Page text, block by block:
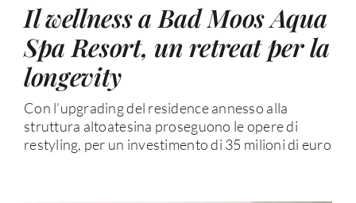
Il wellness a Bad Moos Aqua
Spa Resort, un retreat per la
longevity
Con l’upgrading del residence annesso alla
struttura altoatesina proseguono le opere di
restyling, per un investimento di 35 milioni di euro